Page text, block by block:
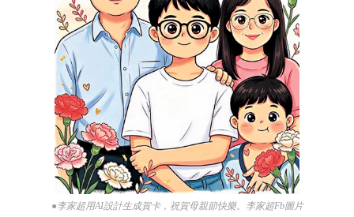
●李家超用AI設計生成賀卡，祝賀母親節快樂。李家超Fb圖片